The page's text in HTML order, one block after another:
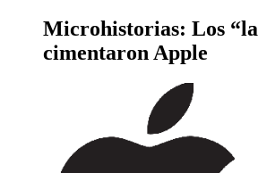
Microhistorias: Los
cimentaron Apple